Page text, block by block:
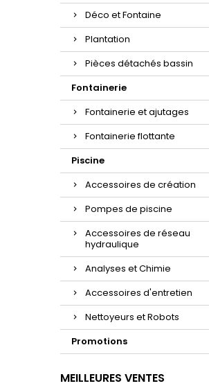
Déco et Fontaine
Plantation
Pièces détachés bassin
Fontainerie
Fontainerie et ajutages
Fontainerie flottante
Piscine
Accessoires de création
Pompes de piscine
Accessoires de réseau
hydraulique
Analyses et Chimie
Accessoires d'entretien
Nettoyeurs et Robots
Promotions
MEILLEURES VENTES